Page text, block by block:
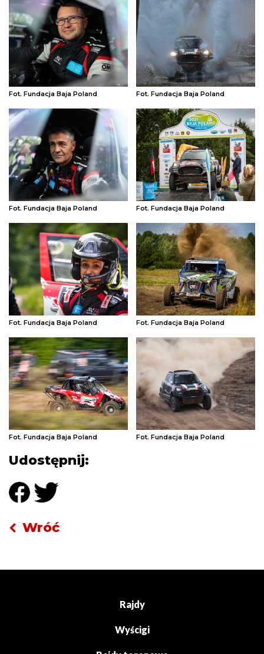
Wróć
Udostępnij:
Fot. Fundacja Baja Poland Fot. Fundacja Baja Poland
Fot. Fundacja Baja Poland Fot. Fundacja Baja Poland
Fot. Fundacja Baja Poland Fot. Fundacja Baja Poland
Fot. Fundacja Baja Poland Fot. Fundacja Baja Poland
Rajdy
Wyścigi